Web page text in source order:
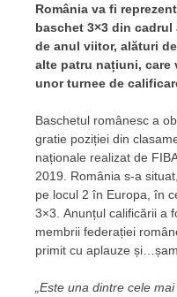
România va fi
baschet 3×3 din
de anul viitor, alături
alte patru națiuni,
unor turnee de
Baschetul românesc a
gratie poziției din
naționale realizat de
2019. România s-a
pe locul 2 în Europa, în
3×3. Anunțul calificării a
membrii federației
primit cu aplauze
„Este una dintre cele